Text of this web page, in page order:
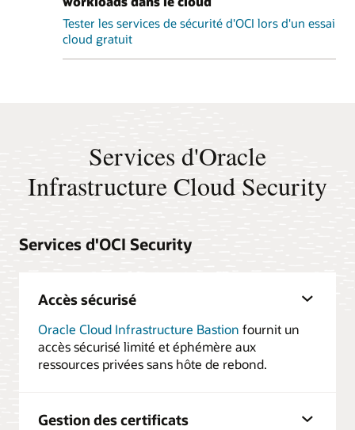
Tester les services de sécurité d'OCI lors d'un essai
cloud gratuit
Services d'Oracle
Infrastructure Cloud Security
Services d'OCI Security
Accès sécurisé
Oracle Cloud Infrastructure Bastion fournit un
accès sécurisé limité et éphémère aux
ressources privées sans hôte de rebond.
Gestion des certificats